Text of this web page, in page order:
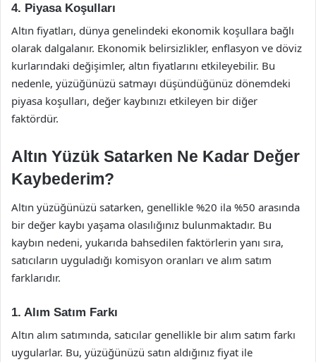
4. Piyasa Koşulları
Altın fiyatları, dünya genelindeki ekonomik koşullara bağlı
olarak dalgalanır. Ekonomik belirsizlikler, enflasyon ve döviz
kurlarındaki değişimler, altın fiyatlarını etkileyebilir. Bu
nedenle, yüzüğünüzü satmayı düşündüğünüz dönemdeki
piyasa koşulları, değer kaybınızı etkileyen bir diğer
faktördür.
Altın Yüzük Satarken Ne Kadar Değer
Kaybederim?
Altın yüzüğünüzü satarken, genellikle %20 ila %50 arasında
bir değer kaybı yaşama olasılığınız bulunmaktadır. Bu
kaybın nedeni, yukarıda bahsedilen faktörlerin yanı sıra,
satıcıların uyguladığı komisyon oranları ve alım satım
farklarıdır.
1. Alım Satım Farkı
Altın alım satımında, satıcılar genellikle bir alım satım farkı
uygularlar. Bu, yüzüğünüzü satın aldığınız fiyat ile